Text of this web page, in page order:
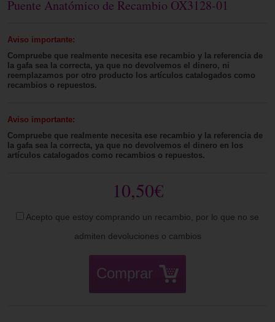
Puente Anatómico de Recambio OX3128-01
Aviso importante:
Compruebe que realmente necesita ese recambio y la referencia de
la gafa sea la correcta, ya que no devolvemos el dinero, ni
reemplazamos por otro producto los artículos catalogados como
recambios o repuestos.
Aviso importante:
Compruebe que realmente necesita ese recambio y la referencia de
la gafa sea la correcta, ya que no devolvemos el dinero en los
artículos catalogados como recambios o repuestos.
10,50€
Acepto que estoy comprando un recambio, por lo que no se
admiten devoluciones o cambios
Comprar